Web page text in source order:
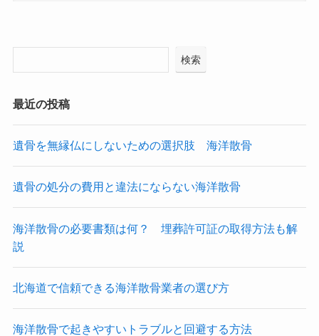
検索
最近の投稿
遺骨を無縁仏にしないための選択肢 海洋散骨
遺骨の処分の費用と違法にならない海洋散骨
海洋散骨の必要書類は何？ 埋葬許可証の取得方法も解
説
北海道で信頼できる海洋散骨業者の選び方
海洋散骨で起きやすいトラブルと回避する方法